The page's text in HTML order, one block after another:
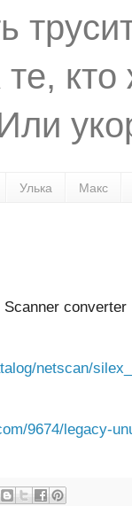
Улька Макс
converter
netscan/
9674/legacy-